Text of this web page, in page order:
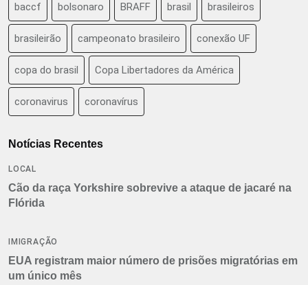
baccf bolsonaro BRAFF brasil brasileiros
brasileirão campeonato brasileiro conexão UF
copa do brasil Copa Libertadores da América
coronavirus coronavírus
Notícias Recentes
LOCAL
Cão da raça Yorkshire sobrevive a ataque de jacaré na
Flórida
IMIGRAÇÃO
EUA registram maior número de prisões migratórias em
um único mês